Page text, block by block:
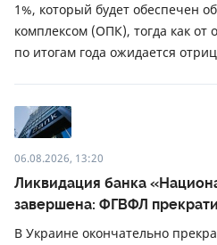
1%, который будет обеспечен
комплексом (ОПК), тогда как от
по итогам года ожидается
06.08.2026, 13:20
Ликвидация банка
завершена: ФГВФЛ
В Украине окончательно